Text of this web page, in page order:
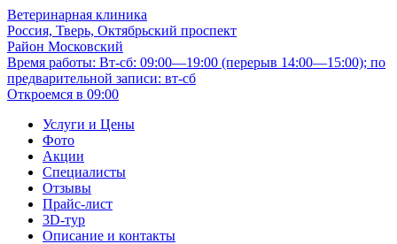
Ветеринарная клиника
Россия, Тверь, Октябрьский проспект
Район Московский
Время работы: Вт-сб: 09:00—19:00 (перерыв 14:00—15:00); по
предварительной записи: вт-сб
Откроемся в 09:00
Услуги и Цены
Фото
Акции
Специалисты
Отзывы
Прайс-лист
3D-тур
Описание и контакты